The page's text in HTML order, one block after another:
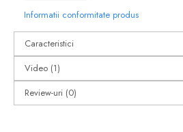
Profile gips carton
Benzi gips carton
Accesorii tencuieli
Silicon, spume si adezivi de montaj
Adezivi montaj
Cuplu mare, permite înșurubarea fără
tare
Freza de alezare reduce forța
Crestăturile de tăiere taie fibrele
Vârful de frezare reduce cu 20%
prelungind durata de viață a bateriilor
Capul conic cu soclu TX asigură o
optim de cuplu
Informatii conformitate produs
Caracteristici
Video (1)
Review-uri (0)